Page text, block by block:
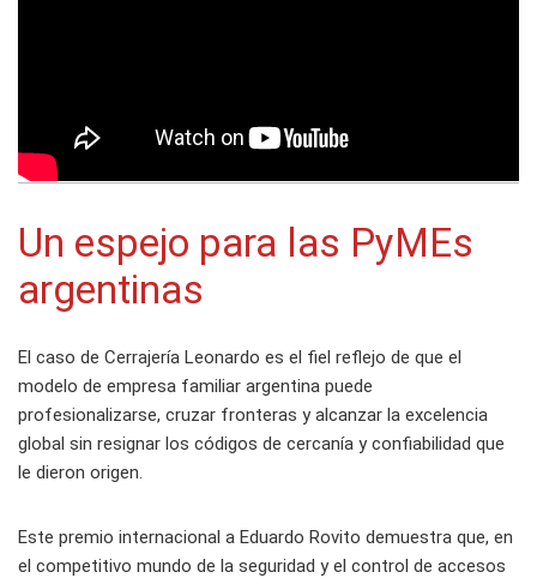
Un espejo para las PyMEs
argentinas
El caso de Cerrajería Leonardo es el fiel reflejo de que el
modelo de empresa familiar argentina puede
profesionalizarse, cruzar fronteras y alcanzar la excelencia
global sin resignar los códigos de cercanía y confiabilidad que
le dieron origen.
Este premio internacional a Eduardo Rovito demuestra que, en
el competitivo mundo de la seguridad y el control de accesos